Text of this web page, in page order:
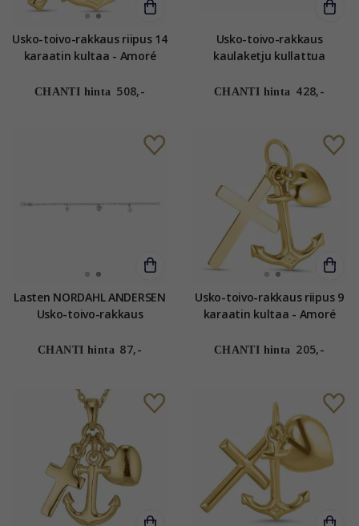
Usko-toivo-rakkaus riipus 14
karaatin kultaa - Amoré
CHANTI hinta 508,-
Usko-toivo-rakkaus
kaulaketju kullattua
kultaa - Amoré
CHANTI hinta 428,-
Lasten NORDAHL ANDERSEN
Usko-toivo-rakkaus
hopeaa
CHANTI hinta 87,-
Usko-toivo-rakkaus riipus 9
karaatin kultaa - Amoré
CHANTI hinta 205,-